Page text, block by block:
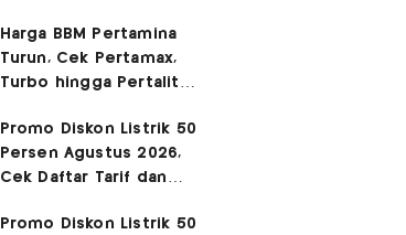
2026
Harga BBM Pertamina
Turun, Cek Pertamax,
Turbo hingga Pertalite
Promo Diskon Listrik 50
Persen Agustus 2026,
Cek Daftar Tarif dan
Promo Diskon Listrik 50